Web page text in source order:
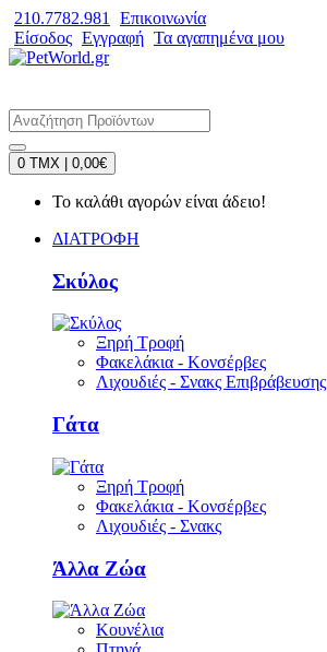
210.7782.981
Επικοινωνία
Είσοδος Εγγραφή Τα αγαπημένα μου
0 TMX | 0,00€
Το καλάθι αγορών είναι άδειο!
ΔΙΑΤΡΟΦΗ
Σκύλος
Ξηρή Τροφή
Φακελάκια - Κονσέρβες
Λιχουδιές - Σνακς Επιβράβευσης
Γάτα
Ξηρή Τροφή
Φακελάκια - Κονσέρβες
Λιχουδιές - Σνακς
Άλλα Ζώα
Κουνέλια